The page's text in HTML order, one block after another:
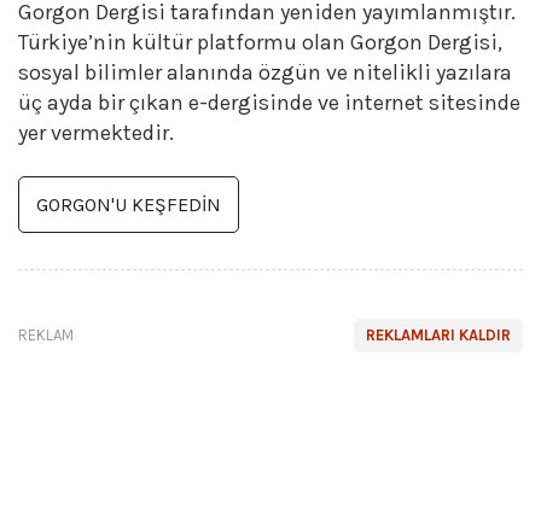
Gorgon Dergisi tarafından yeniden yayımlanmıştır.
Türkiye’nin kültür platformu olan Gorgon Dergisi,
sosyal bilimler alanında özgün ve nitelikli yazılara
üç ayda bir çıkan e-dergisinde ve internet sitesinde
yer vermektedir.
GORGON'U KEŞFEDİN
REKLAMLARI KALDIR
REKLAM